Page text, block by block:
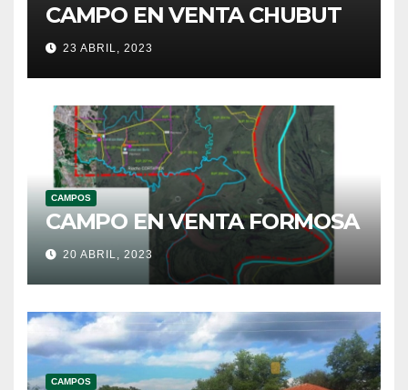
CAMPO EN VENTA CHUBUT
23 ABRIL, 2023
CAMPOS
CAMPO EN VENTA FORMOSA
20 ABRIL, 2023
CAMPOS